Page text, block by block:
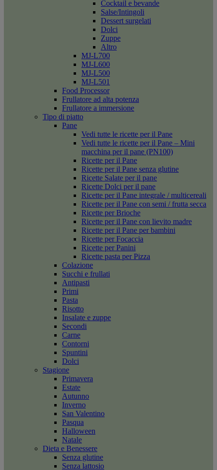
Cocktail e bevande
Salse/Intingoli
Dessert surgelati
Dolci
Zuppe
Altro
MJ-L700
MJ-L600
MJ-L500
MJ-L501
Food Processor
Frullatore ad alta potenza
Frullatore a immersione
Tipo di piatto
Pane
Vedi tutte le ricette per il Pane
Vedi tutte le ricette per il Pane – Mini
macchina per il pane (PN100)
Ricette per il Pane
Ricette per il Pane senza glutine
Ricette Salate per il pane
Ricette Dolci per il pane
Ricette per il Pane integrale / multicereali
Ricette per il Pane con semi / frutta secca
Ricette per Brioche
Ricette per il Pane con lievito madre
Ricette per il Pane per bambini
Ricette per Focaccia
Ricette per Panini
Ricette pasta per Pizza
Colazione
Succhi e frullati
Antipasti
Primi
Pasta
Risotto
Insalate e zuppe
Secondi
Carne
Contorni
Spuntini
Dolci
Stagione
Primavera
Estate
Autunno
Inverno
San Valentino
Pasqua
Halloween
Natale
Dieta e Benessere
Senza glutine
Senza lattosio